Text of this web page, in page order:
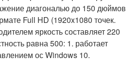
диагональю до 150 дюймов
Full HD (1920x1080 точек.
яркость составляет 220
равна 500: 1. работает
ос Windows 10.